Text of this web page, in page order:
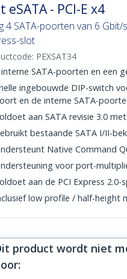
eSATA - PCI-E x4
4 SATA-poorten van 6
slot
PEXSAT34
interne SATA-poorten en een
ingebouwde DIP-switch
en de interne SATA-
aan SATA revisie 3.0
bestaande SATA I/II-
Native Command
voor port-
aan de PCI Express 2.0-
low profile / half-height
product wordt niet
: